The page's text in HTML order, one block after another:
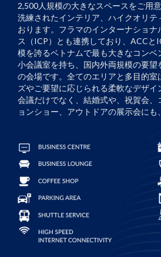
2,500人規模の大きなスペースをご用
洗練されたインテリア、ハイクオリテ
おります。フラマのインターナショナ
ス（ICP）とも連携しており、ACCと
模を誇るベトナムで最も大きなコン
小会議室を持ち、国内外両規模の要望
の会場です。全てのエリアと多目的室
ズやご要望に応じられる柔軟なデザイ
会議だけでなく、結婚式や、祝賀会、
ョンショー、アウトドアの展示会にも